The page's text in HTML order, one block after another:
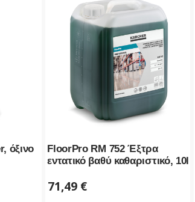
όξινο
FloorPro RM 752 Έξτρα
εντατικό βαθύ καθαριστικό, 10l
71,49 €